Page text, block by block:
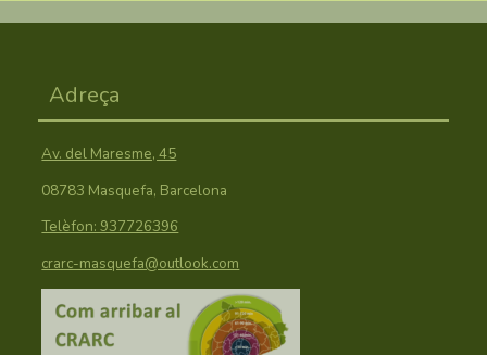
Adreça
Av. del Maresme, 45
08783 Masquefa, Barcelona
Telèfon: 937726396
crarc-masquefa@outlook.com